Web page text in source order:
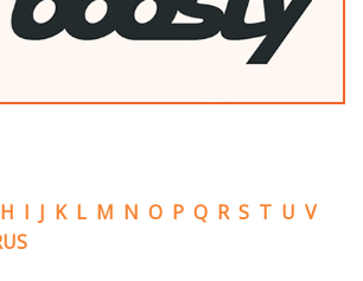
H I J K L M N O P Q R S T U V